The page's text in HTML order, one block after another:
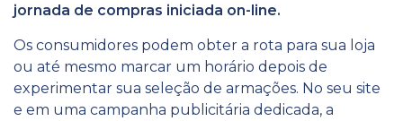
jornada de compras iniciada on-line.
Os consumidores podem obter a rota para sua loja
ou até mesmo marcar um horário depois de
experimentar sua seleção de armações. No seu site
e em uma campanha publicitária dedicada, a